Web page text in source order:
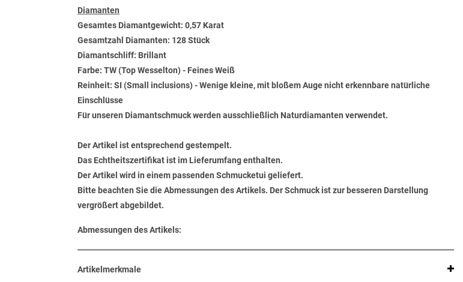
Diamanten
Gesamtes Diamantgewicht: 0,57 Karat
Gesamtzahl Diamanten: 128 Stück
Diamantschliff: Brillant
Farbe: TW (Top Wesselton) - Feines Weiß
Reinheit: SI (Small inclusions) - Wenige kleine, mit bloßem Auge nicht erkennbare natürliche
Einschlüsse
Für unseren Diamantschmuck werden ausschließlich Naturdiamanten verwendet.
Der Artikel ist entsprechend gestempelt.
Das Echtheitszertifikat ist im Lieferumfang enthalten.
Der Artikel wird in einem passenden Schmucketui geliefert.
Bitte beachten Sie die Abmessungen des Artikels. Der Schmuck ist zur besseren Darstellung
vergrößert abgebildet.
Abmessungen des Artikels:
Artikelmerkmale